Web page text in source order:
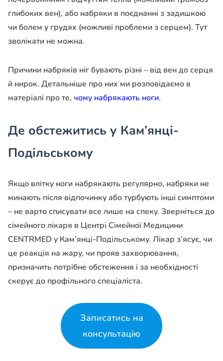
глибоких вен), або набряки в поєднанні з задишкою
чи болем у грудях (можливі проблеми з серцем). Тут
зволікати не можна.
Причини набряків ніг бувають різні – від вен до серця
й нирок. Детальніше про них ми розповідаємо в
матеріалі про те, чому набрякають ноги.
Де обстежитись у Кам’янці-
Подільському
Якщо влітку ноги набрякають регулярно, набряки не
минають після відпочинку або турбують інші симптоми
– не варто списувати все лише на спеку. Зверніться до
сімейного лікаря в Центрі Сімейної Медицини
CENTRMED у Кам’янці-Подільському. Лікар з’ясує, чи
це реакція на жару, чи прояв захворювання,
призначить потрібне обстеження і за необхідності
скерує до профільного спеціаліста.
Записатись на
консультацію